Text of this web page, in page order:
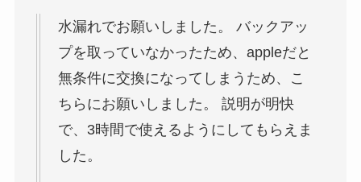
水漏れでお願いしました。 バックアッ
プを取っていなかったため、appleだと
無条件に交換になってしまうため、こ
ちらにお願いしました。 説明が明快
で、3時間で使えるようにしてもらえま
した。